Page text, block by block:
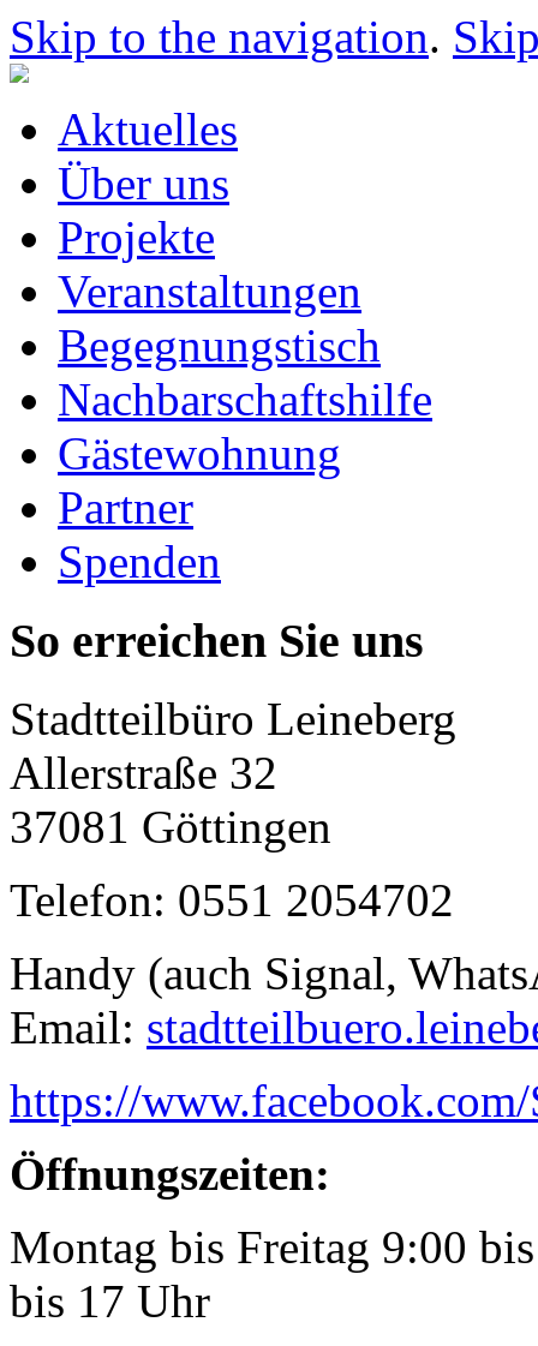
Skip to the navigation.
Aktuelles
Über uns
Projekte
Veranstaltungen
Begegnungstisch
Nachbarschaftshilfe
Gästewohnung
Partner
Spenden
So erreichen Sie uns
Stadtteilbüro Leineberg
Allerstraße 32
37081 Göttingen
Telefon: 0551 2054702
Handy (auch Signal,
Email:
https://
Öffnungszeiten:
Montag bis Freitag 9:00
bis 17 Uhr